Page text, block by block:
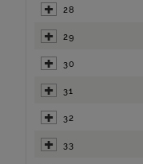
28
29
30
31
32
33